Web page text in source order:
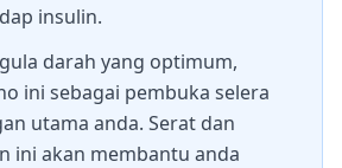
insulin.
darah yang optimum,
ini sebagai pembuka selera
utama anda. Serat dan
ini akan membantu anda